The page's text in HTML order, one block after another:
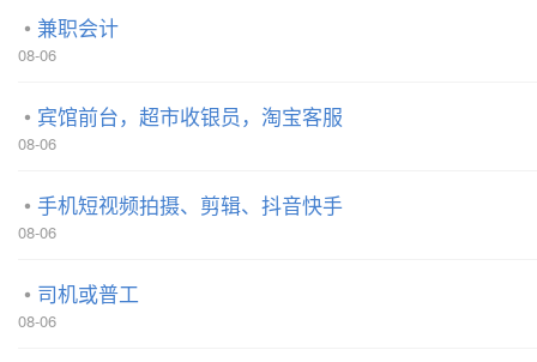
兼职会计
08-06
宾馆前台，超市收银员，淘宝客服
08-06
手机短视频拍摄、剪辑、抖音快手
08-06
司机或普工
08-06